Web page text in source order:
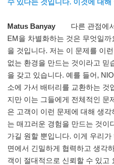
Matus Banyay
다른 관점에
EM을 차별화하는 것은 무엇일
을 것입니다. 저는 이 문제를 이
없는 환경을 만드는 것이라고 믿
을 갖고 있습니다. 예를 들어,
소에 가서 배터리를 교환하는 것
지만 이는 그들에게 전체적인 문
은 고객이 이런 문제에 대해 생
는 매끄러운 경험을 만드는 것이
가길 원할 뿐입니다. 이게 우리
면에서 긴밀하게 협력하고 생각
객이 절대적으로 신뢰할 수 있고